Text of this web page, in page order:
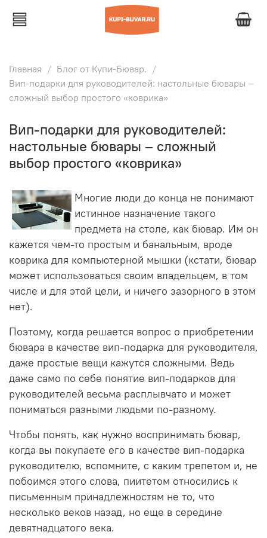
Главная
Блог от Купи-Бювар.
Вип-подарки для руководителей: настольные бювары –
сложный выбор простого «коврика»
Вип-подарки для руководителей:
настольные бювары – сложный
выбор простого «коврика»
Многие люди до конца не понимают
истинное назначение такого
предмета на столе, как бювар. Им он
кажется чем-то простым и банальным, вроде
коврика для компьютерной мышки (кстати, бювар
может использоваться своим владельцем, в том
числе и для этой цели, и ничего зазорного в этом
нет).
Поэтому, когда решается вопрос о приобретении
бювара в качестве вип-подарка для руководителя,
даже простые вещи кажутся сложными. Ведь
даже само по себе понятие вип-подарков для
руководителей весьма расплывчато и может
пониматься разными людьми по-разному.
Чтобы понять, как нужно воспринимать бювар,
когда вы покупаете его в качестве вип-подарка
руководителю, вспомните, с каким трепетом и, не
побоимся этого слова, пиитетом относились к
письменным принадлежностям не то, что
несколько веков назад, но еще в середине
девятнадцатого века.